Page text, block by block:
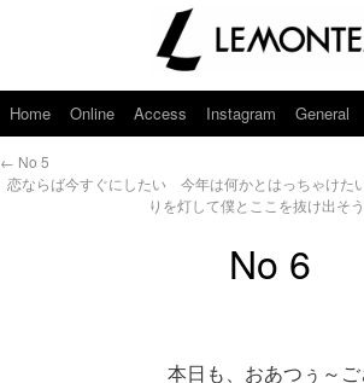
Home Online Access Instagram General
← No 5
恋ならば今すぐにしたい 今年は何かとはっちゃけ
りを灯して僕とここを抜け出そ
No 6
本日も、おあつぅ～ござ